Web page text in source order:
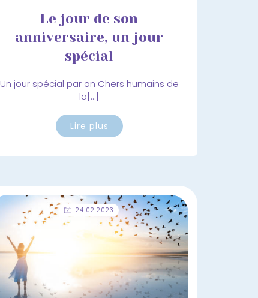
Le jour de son
anniversaire, un jour
spécial
Un jour spécial par an Chers humains de
la[…]
Lire plus
24.02.2023